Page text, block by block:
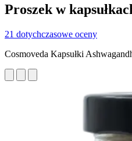
Proszek w
21 dotychczasowe oceny
Cosmoveda Kapsułki